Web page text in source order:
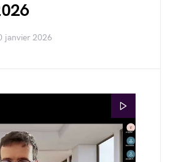
janvier 2026